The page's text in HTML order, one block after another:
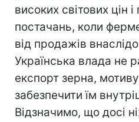
високих світових цін
постачань, коли
від продажів
Українська влада не
експорт зерна,
забезпечити їм
Відзначимо, що досі